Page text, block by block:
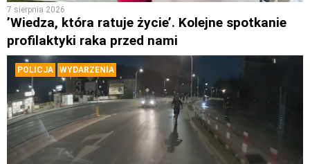
7 sierpnia 2026
’Wiedza, która ratuje życie’. Kolejne spotkanie
profilaktyki raka przed nami
POLICJA WYDARZENIA